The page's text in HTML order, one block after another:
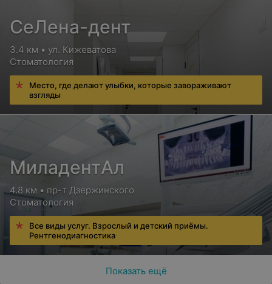
СеЛена-дент
3.4 км • ул. Кижеватова
Стоматология
Место, где делают улыбки, которые завораживают
взгляды
МиладентАл
4.8 км • пр-т Дзержинского
Стоматология
Все виды услуг. Взрослый и детский приёмы.
Рентгенодиагностика
Показать ещё